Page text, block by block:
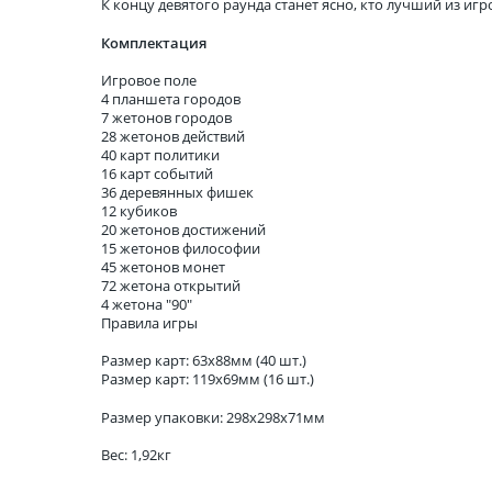
К концу девятого раунда станет ясно, кто лучший из
Комплектация
Игровое поле
4 планшета городов
7 жетонов городов
28 жетонов действий
40 карт политики
16 карт событий
36 деревянных фишек
12 кубиков
20 жетонов достижений
15 жетонов философии
45 жетонов монет
72 жетона открытий
4 жетона "90"
Правила игры
Размер карт: 63х88мм (40 шт.)
Размер карт: 119х69мм (16 шт.)
Размер упаковки: 298x298x71мм
Вес: 1,92кг